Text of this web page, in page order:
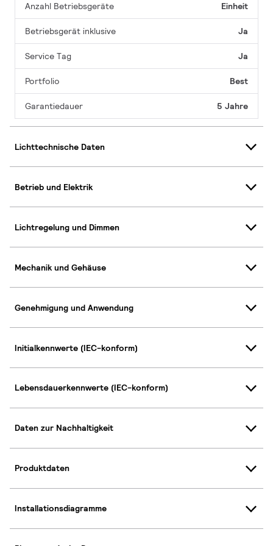
Anzahl Betriebsgeräte Einheit
Betriebsgerät inklusive Ja
Service Tag Ja
Portfolio Best
Garantiedauer 5 Jahre
Lichttechnische Daten
Betrieb und Elektrik
Lichtregelung und Dimmen
Mechanik und Gehäuse
Genehmigung und Anwendung
Initialkennwerte (IEC-konform)
Lebensdauerkennwerte (IEC-konform)
Daten zur Nachhaltigkeit
Produktdaten
Installationsdiagramme